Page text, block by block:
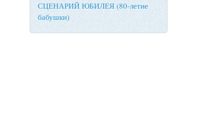
СЦЕНАРИЙ ЮБИЛЕЯ (80-летие
бабушки)